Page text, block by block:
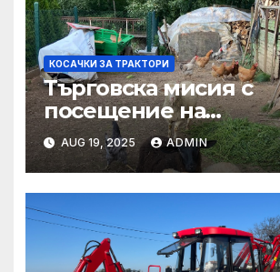
КОСАЧКИ ЗА ТРАКТОРИ
Търговска мисия с
посещение на
Mеждународния
панаир
2025
AUG 19, 2025 ADMIN